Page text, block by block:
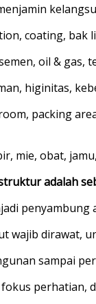
coating,
oil & gas,
higinitas,
packing
mie, obat,
adalah
wajib dirawat,
sampai